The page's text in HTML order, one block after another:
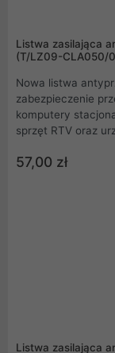
Listwa zasilająca
(T/LZ09-CLA050/
Nowa listwa
zabezpieczenie
komputery
57,00 zł
Listwa zasilająca